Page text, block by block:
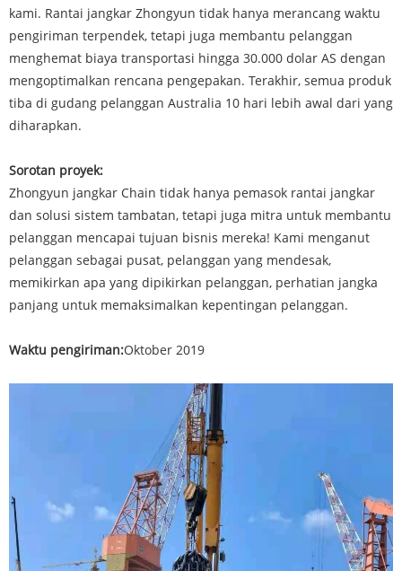
kami. Rantai jangkar Zhongyun tidak hanya merancang waktu
pengiriman terpendek, tetapi juga membantu pelanggan
menghemat biaya transportasi hingga 30.000 dolar AS dengan
mengoptimalkan rencana pengepakan. Terakhir, semua produk
tiba di gudang pelanggan Australia 10 hari lebih awal dari yang
diharapkan.
Sorotan proyek:
Zhongyun jangkar Chain tidak hanya pemasok rantai jangkar
dan solusi sistem tambatan, tetapi juga mitra untuk membantu
pelanggan mencapai tujuan bisnis mereka! Kami menganut
pelanggan sebagai pusat, pelanggan yang mendesak,
memikirkan apa yang dipikirkan pelanggan, perhatian jangka
panjang untuk memaksimalkan kepentingan pelanggan.
Waktu pengiriman:Oktober 2019